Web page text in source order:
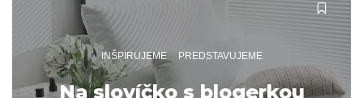
INŠPIRUJEME PREDSTAVUJEME
Na slovíčko s blogerkou